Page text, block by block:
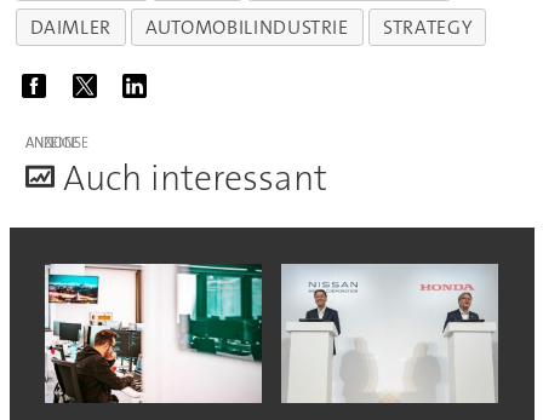
DAIMLER
AUTOMOBILINDUSTRIE STRATEGY
ANZEIGE
Auch interessant